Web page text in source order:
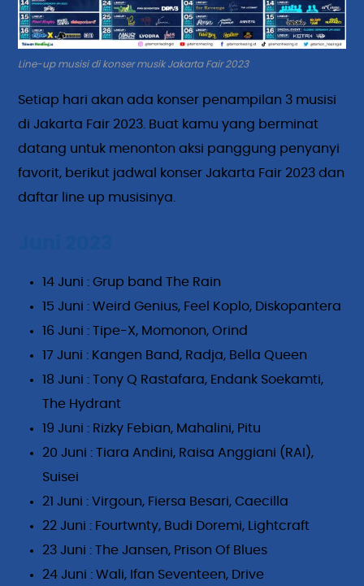
Line-up musisi di konser musik Jakarta Fair 2023
Setiap hari akan ada konser penampilan 3 musisi
di Jakarta Fair 2023. Buat kamu yang berminat
datang untuk menonton aksi panggung penyanyi
favorit, berikut jadwal konser Jakarta Fair 2023 dan
daftar line up musisinya.
14 Juni : Grup band The Rain
15 Juni : Weird Genius, Feel Koplo, Diskopantera
16 Juni : Tipe-X, Momonon, Orind
17 Juni : Kangen Band, Radja, Bella Queen
18 Juni : Tony Q Rastafara, Endank Soekamti,
The Hydrant
19 Juni : Rizky Febian, Mahalini, Pitu
20 Juni : Tiara Andini, Raisa Anggiani (RAI),
Suisei
21 Juni : Virgoun, Fiersa Besari, Caecilla
22 Juni : Fourtwnty, Budi Doremi, Lightcraft
23 Juni : The Jansen, Prison Of Blues
24 Juni : Wali, Ifan Seventeen, Drive